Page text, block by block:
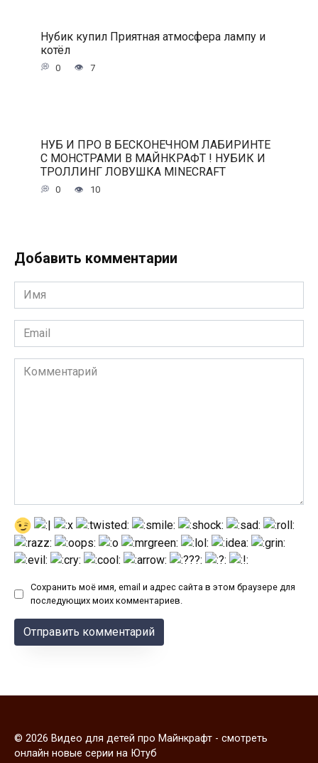
Нубик купил Приятная атмосфера лампу и
котёл
0 7
НУБ И ПРО В БЕСКОНЕЧНОМ ЛАБИРИНТЕ
С МОНСТРАМИ В МАЙНКРАФТ ! НУБИК И
ТРОЛЛИНГ ЛОВУШКА MINECRAFT
0 10
Добавить комментарии
Имя
*
Email
*
Комментарий
Сохранить моё имя, email и адрес сайта в этом браузере для
последующих моих комментариев.
© 2026 Видео для детей про Майнкрафт - смотреть
онлайн новые серии на Ютуб